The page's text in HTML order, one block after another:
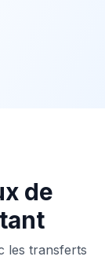
de
les transferts